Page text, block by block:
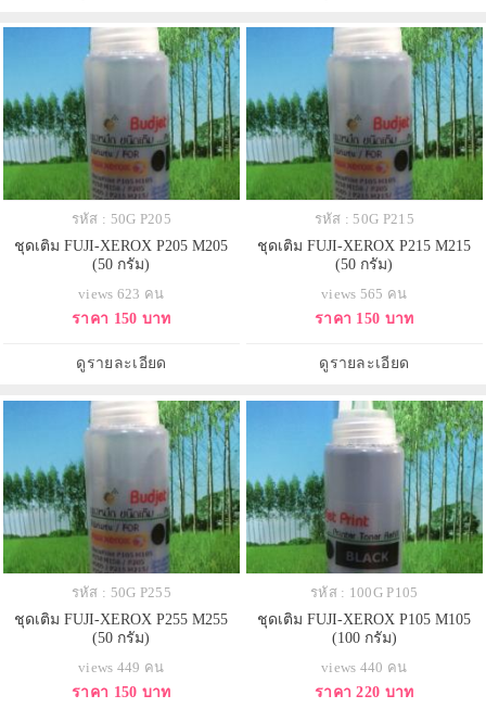
รหัส : 50G P205
ชุดเติม FUJI-XEROX P205 M205
(50 กรัม)
views 623 คน
ราคา 150 บาท
ดูรายละเอียด
รหัส : 50G P215
ชุดเติม FUJI-XEROX P215 M215
(50 กรัม)
views 565 คน
ราคา 150 บาท
ดูรายละเอียด
รหัส : 50G P255
ชุดเติม FUJI-XEROX P255 M255
(50 กรัม)
views 449 คน
ราคา 150 บาท
รหัส : 100G P105
ชุดเติม FUJI-XEROX P105 M105
(100 กรัม)
views 440 คน
ราคา 220 บาท